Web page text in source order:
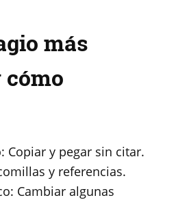
más
cómo
Copiar y pegar sin citar.
y referencias.
Cambiar algunas